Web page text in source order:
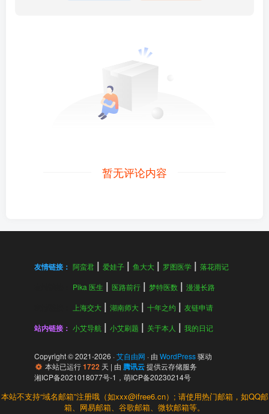
暂无评论内容
友情链接： 阿蛮君 爱娃子 鱼大大 罗图医学 落花雨记
Pika 医生 医路前行 梦特医数 漫漫长路
上海交大 湖南师大 十年之约 友链申请
站内链接： 小艾导航 小艾刷题 关于本人 我的日记
Copyright © 2021-2026 ·艾自由网 · 由 WordPress驱动
本站已运行1722 天 | 由 腾讯云 提供云存储服务
湘ICP备2021018077号-1 ， 萌ICP备20230214号
本站不支持“域名邮箱”注册哦（如xxx@ifree6.cn）; 请使用热门邮箱，如QQ邮
箱、网易邮箱、谷歌邮箱、微软邮箱等。